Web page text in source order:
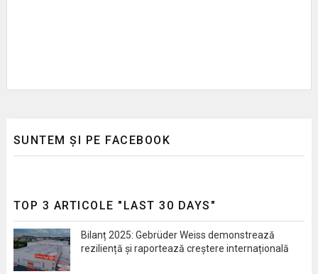
SUNTEM ȘI PE FACEBOOK
TOP 3 ARTICOLE "LAST 30 DAYS"
Bilanț 2025: Gebrüder Weiss demonstrează
reziliență și raportează creștere internațională